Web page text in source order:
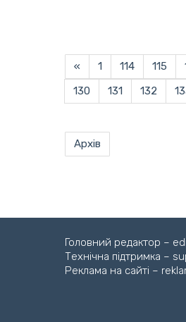
« 1 114 115
130
131 132
Архів
Головний редактор –
Технічна підтримка –
Реклама на сайті –